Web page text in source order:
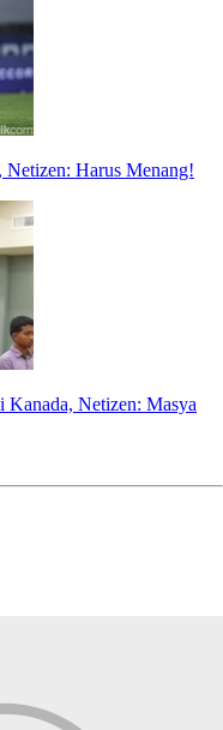
Harus Menang!
Netizen: Masya